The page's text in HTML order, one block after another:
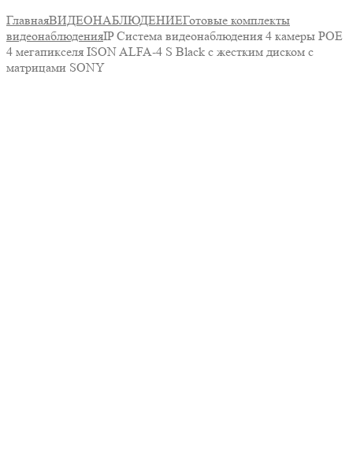
ГлавнаяВИДЕОНАБЛЮДЕНИЕГотовые комплекты
видеонаблюденияIP Система видеонаблюдения 4 камеры POE
4 мегапикселя ISON ALFA-4 S Black с жестким диском с
матрицами SONY